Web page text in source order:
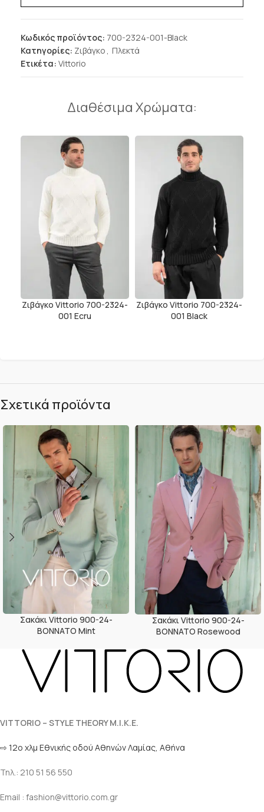
Κωδικός προϊόντος: 700-2324-001-Black
Κατηγορίες: Ζιβάγκο , Πλεκτά
Ετικέτα: Vittorio
Διαθέσιμα Χρώματα:
Ζιβάγκο Vittorio 700-2324-
001 Ecru
Ζιβάγκο Vittorio 700-2324-
001 Black
Σχετικά προϊόντα
Σακάκι Vittorio 900-24-
BONNATO Mint
Σακάκι Vittorio 900-24-
BONNATO Rosewood
VITTORIO – STYLE THEORY M.I.K.E.
⇨ 12ο χλμ Eθνικής οδού Αθηνών Λαμίας, Αθήνα
Τηλ.: 210 51 56 550
Email : fashion@vittorio.com.gr